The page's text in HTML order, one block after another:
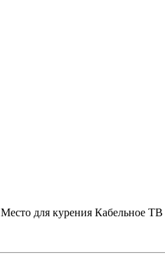
Место для курения Кабельное ТВ